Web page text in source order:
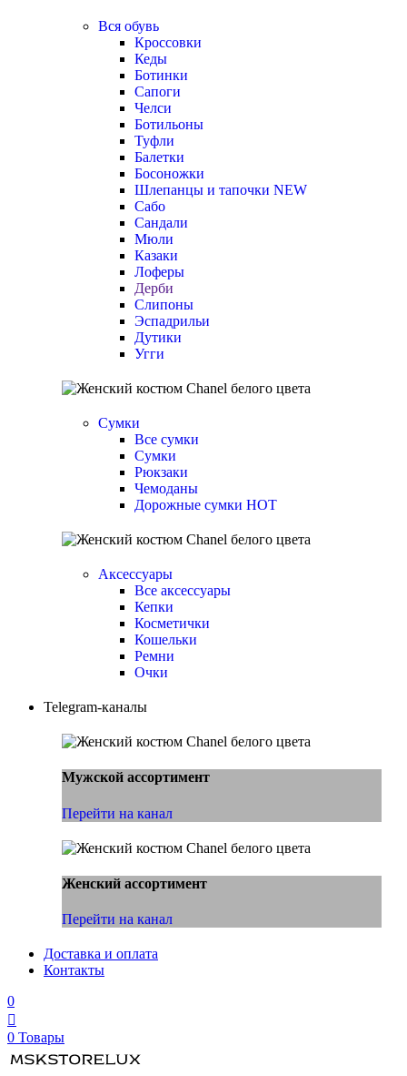
Вся обувь
Кроссовки
Кеды
Ботинки
Сапоги
Челси
Ботильоны
Туфли
Балетки
Босоножки
Шлепанцы и тапочки NEW
Сабо
Сандали
Мюли
Казаки
Лоферы
Дерби
Слипоны
Эспадрильи
Дутики
Угги
Сумки
Все сумки
Сумки
Рюкзаки
Чемоданы
Дорожные сумки HOT
Аксессуары
Все аксессуары
Кепки
Косметички
Кошельки
Ремни
Очки
Telegram-каналы
Мужской ассортимент
Перейти на канал
Женский ассортимент
Перейти на канал
Доставка и оплата
Контакты
0
0 Товары